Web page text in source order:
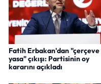
Fatih Erbakan'dan "çerçeve
yasa" çıkışı: Partisinin oy
kararını açıkladı